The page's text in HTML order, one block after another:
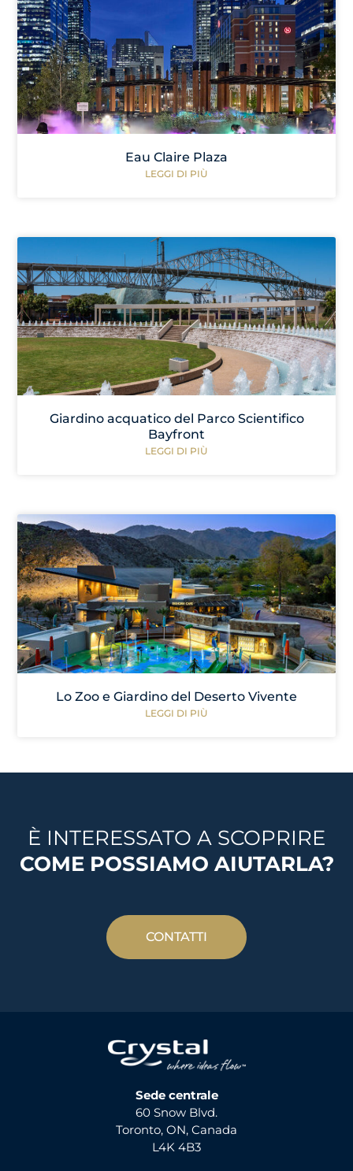
Eau Claire Plaza
LEGGI DI PIÙ
Giardino acquatico del Parco Scientifico
Bayfront
LEGGI DI PIÙ
Lo Zoo e Giardino del Deserto Vivente
LEGGI DI PIÙ
È INTERESSATO A SCOPRIRE
COME POSSIAMO AIUTARLA?
CONTATTI
Sede centrale
60 Snow Blvd.
Toronto, ON, Canada
L4K 4B3